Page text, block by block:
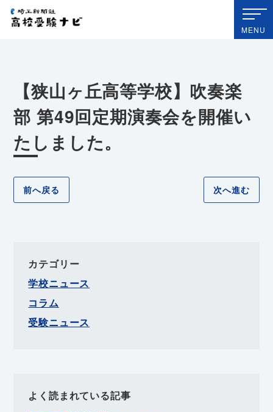
埼玉新聞社 高校受験ナビ
MENU
【狭山ヶ丘高等学校】吹奏楽
部 第49回定期演奏会を開催い
たしました。
前へ戻る 次へ進む
カテゴリー
学校ニュース
コラム
受験ニュース
よく読まれている記事